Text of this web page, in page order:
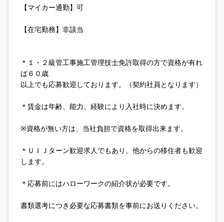
【マイカー通勤】可
【在宅勤務】非該当
＊１・２級管工事施工管理技士免許取得の方で資格が有れ
ば６０歳
以上でも応募歓迎しております。（契約社員となります）
＊賃金は年齢、能力、経験により入社時に決めます。
※資格が無い方は、当社負担で資格を取得出来ます。
＊ＵＩＪターン歓迎求人でもあり、他からの移住者も歓迎
します。
＊応募前にはハローワークの紹介状が必要です。
書類選考につき必要な応募書類を事前にお送りください。